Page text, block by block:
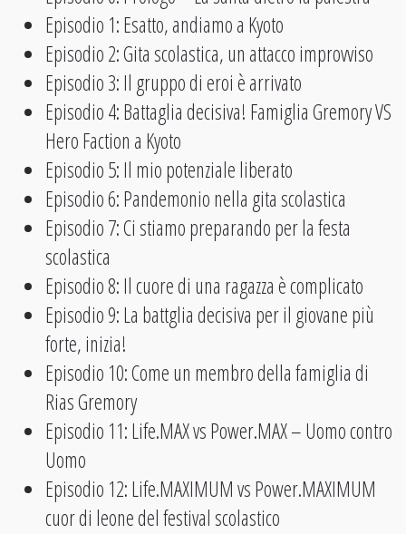
Episodio 1: Esatto, andiamo a Kyoto
Episodio 2: Gita scolastica, un attacco improvviso
Episodio 3: Il gruppo di eroi è arrivato
Episodio 4: Battaglia decisiva! Famiglia Gremory VS
Hero Faction a Kyoto
Episodio 5: Il mio potenziale liberato
Episodio 6: Pandemonio nella gita scolastica
Episodio 7: Ci stiamo preparando per la festa
scolastica
Episodio 8: Il cuore di una ragazza è complicato
Episodio 9: La battglia decisiva per il giovane più
forte, inizia!
Episodio 10: Come un membro della famiglia di
Rias Gremory
Episodio 11: Life.MAX vs Power.MAX – Uomo contro
Uomo
Episodio 12: Life.MAXIMUM vs Power.MAXIMUM
cuor di leone del festival scolastico